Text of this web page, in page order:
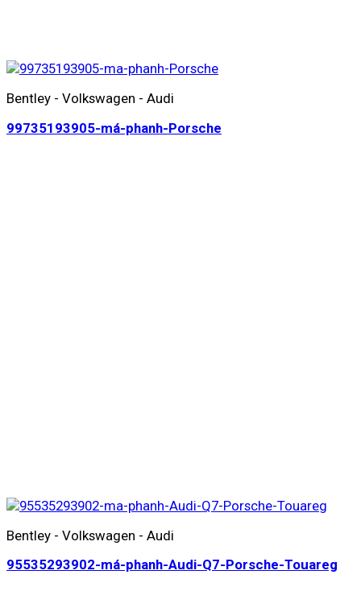
Bentley - Volkswagen - Audi
99735193905-má-phanh-Porsche
Bentley - Volkswagen - Audi
95535293902-má-phanh-Audi-Q7-Porsche-Touareg